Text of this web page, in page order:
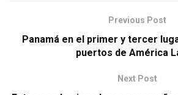
Previous Post
Panamá en el primer y tercer
puertos de América
Next Post